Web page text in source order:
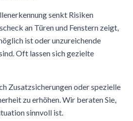
senkt Risiken
an Türen und Fenstern zeigt,
ist oder unzureichende
Oft lassen sich gezielte
Zusatzsicherungen oder spezielle
zu erhöhen. Wir beraten Sie,
sinnvoll ist.